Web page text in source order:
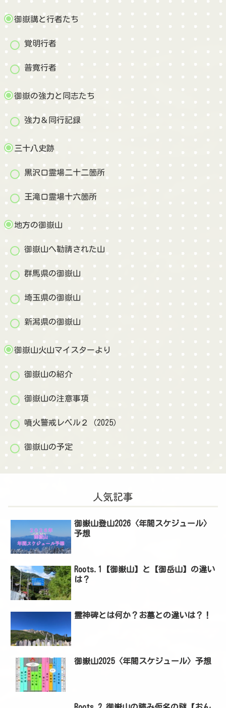
御嶽講と行者たち
覚明行者
普寛行者
御嶽の強力と同志たち
強力＆同行記録
三十八史跡
黒沢口霊場二十二箇所
王滝口霊場十六箇所
地方の御嶽山
御嶽山へ勧請された山
群馬県の御嶽山
埼玉県の御嶽山
新潟県の御嶽山
御嶽山火山マイスターより
御嶽山の紹介
御嶽山の注意事項
噴火警戒レベル２（2025）
御嶽山の予定
人気記事
御嶽山登山2026〈年間スケジュール〉
予想
Roots.1【御嶽山】と【御岳山】の違い
は？
霊神碑とは何か？お墓との違いは？！
御嶽山2025〈年間スケジュール〉予想